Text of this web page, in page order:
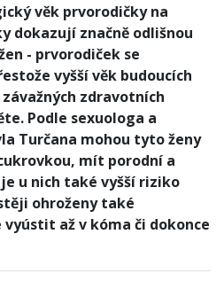
věk prvorodičky na
dokazují značně odlišnou
- prvorodiček se
vyšší věk budoucích
zdravotních
Podle sexuologa a
Turčana mohou tyto ženy
mít porodní a
u nich také vyšší riziko
ohroženy také
až v kóma či dokonce